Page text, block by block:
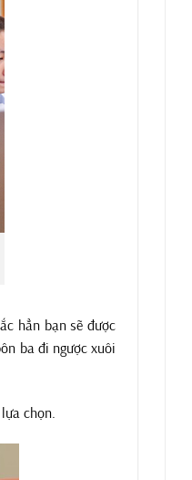
hẳn bạn sẽ được
ba đi ngược xuôi
chọn.